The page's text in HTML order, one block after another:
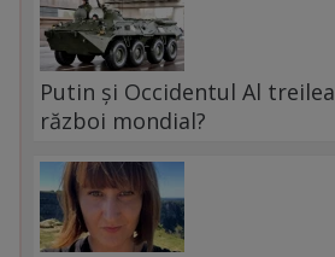
Putin și Occidentul Al treilea
război mondial?